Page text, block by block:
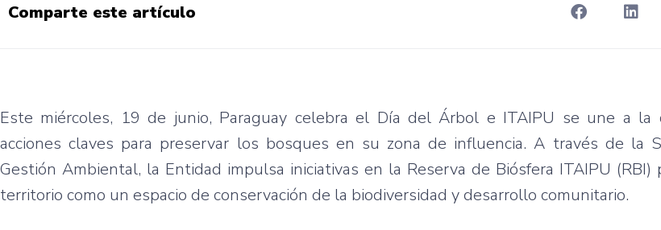
Comparte este artículo
Este miércoles, 19 de junio, Paraguay celebra el Día del Árbol e ITAIPU se une a la
acciones claves para preservar los bosques en su zona de influencia. A través de la
Gestión Ambiental, la Entidad impulsa iniciativas en la Reserva de Biósfera ITAIPU (RBI)
territorio como un espacio de conservación de la biodiversidad y desarrollo comunitario.